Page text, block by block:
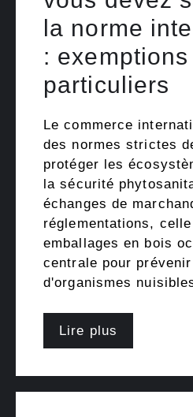
la norme
:
particuliers
Le commerce
des normes strictes
protéger les
la sécurité
échanges de
réglementations,
emballages en bois
centrale pour
d'organismes
Lire plus